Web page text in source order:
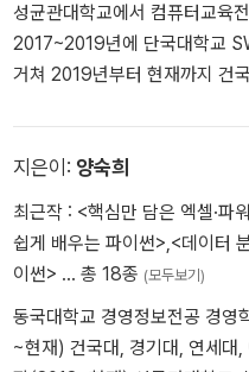
성균관대학교에서 컴퓨터교육
2017~2019년에 단국대학교
거쳐 2019년부터 현재까지 건
지은이: 양숙희
최근작 : <핵심만 담은 엑셀·파
쉽게 배우는 파이썬> <데이터
이썬> … 총 18종 (모두보기)
동국대학교 경영정보전공 경
~현재) 건국대, 경기대, 연세대